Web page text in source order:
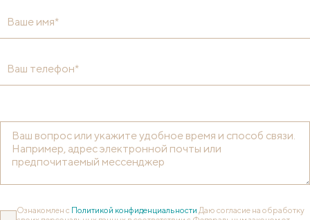
Ваше имя*
Ваш телефон*
Ознакомлен с Политикой конфиденциальности Даю согласие на обработку